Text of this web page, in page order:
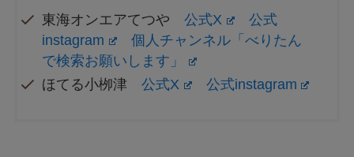
東海オンエアてつや公式X
公式
instagram
個人チャンネル「べりたん
で検索お願いします」
ほてる小栁津公式X 公式instagram